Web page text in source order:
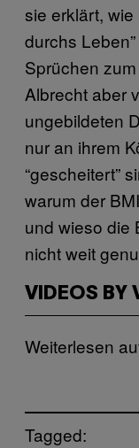
sie erklärt,
durchs
Sprüchen
Albrecht aber
ungebildeten
nur an ihrem
“gescheitert”
warum der
und wieso die
nicht weit
VIDEOS BY
Weiterlesen
Tagged: